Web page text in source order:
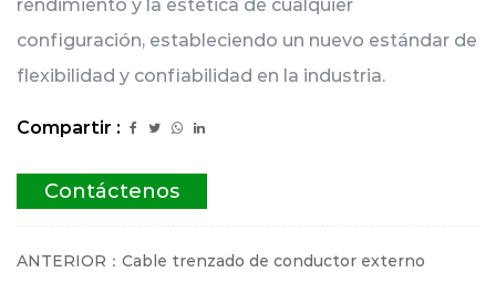
rendimiento y la estética de cualquier
configuración, estableciendo un nuevo estándar de
flexibilidad y confiabilidad en la industria.
Compartir :
Contáctenos
ANTERIOR：Cable trenzado de conductor externo